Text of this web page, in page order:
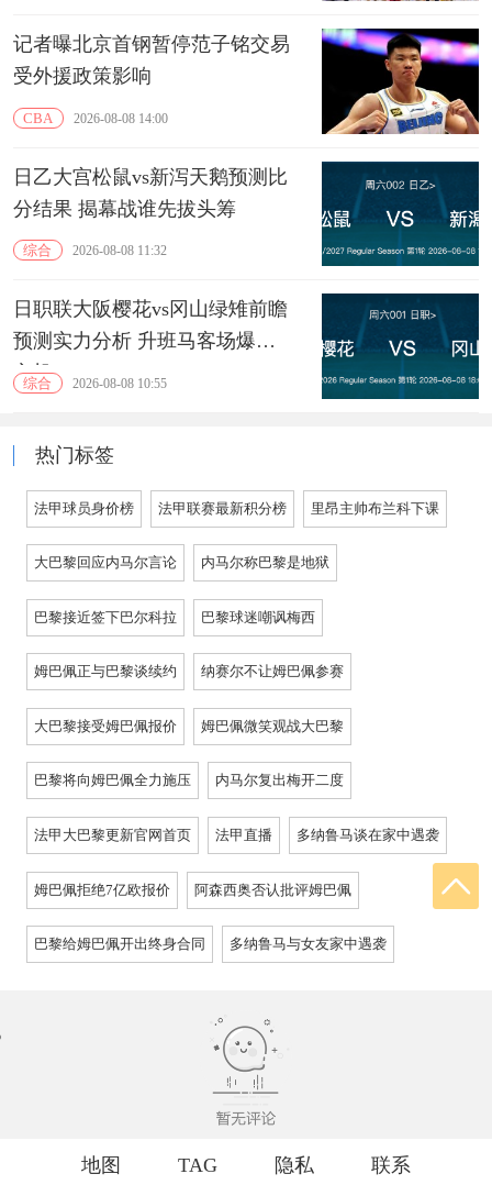
记者曝北京首钢暂停范子铭交易
受外援政策影响
CBA 2026-08-08 14:00
日乙大宫松鼠vs新泻天鹅预测比
分结果 揭幕战谁先拔头筹
综合 2026-08-08 11:32
日职联大阪樱花vs冈山绿雉前瞻
预测实力分析 升班马客场爆冷
良机
综合 2026-08-08 10:55
热门标签
法甲球员身价榜 法甲联赛最新积分榜 里昂主帅布兰科下课
大巴黎回应内马尔言论 内马尔称巴黎是地狱
巴黎接近签下巴尔科拉 巴黎球迷嘲讽梅西
姆巴佩正与巴黎谈续约 纳赛尔不让姆巴佩参赛
大巴黎接受姆巴佩报价 姆巴佩微笑观战大巴黎
巴黎将向姆巴佩全力施压 内马尔复出梅开二度
法甲大巴黎更新官网首页 法甲直播 多纳鲁马谈在家中遇袭
姆巴佩拒绝7亿欧报价 阿森西奥否认批评姆巴佩
巴黎给姆巴佩开出终身合同 多纳鲁马与女友家中遇袭
地图 TAG 隐私 联系